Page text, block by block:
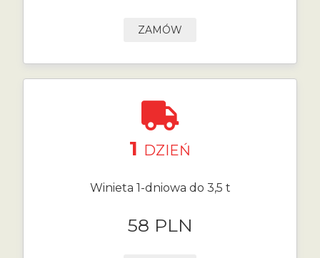
ZAMÓW
1 DZIEŃ
Winieta 1-dniowa do 3,5 t
58 PLN